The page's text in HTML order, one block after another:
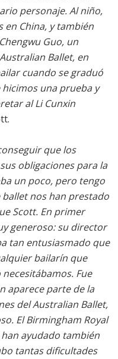
personaje. Al niño,
en China, y también
Guo, un
Ballet, en
cuando se graduó
hicimos una prueba y
al Li Cunxin
que los
obligaciones para la
un poco, pero tengo
nos han prestado
Scott. En primer
generoso: su director
tan entusiasmado que
bailarín que
Fue
aparece parte de la
del Australian Ballet,
El Birmingham Royal
ayudado también
tantas dificultades